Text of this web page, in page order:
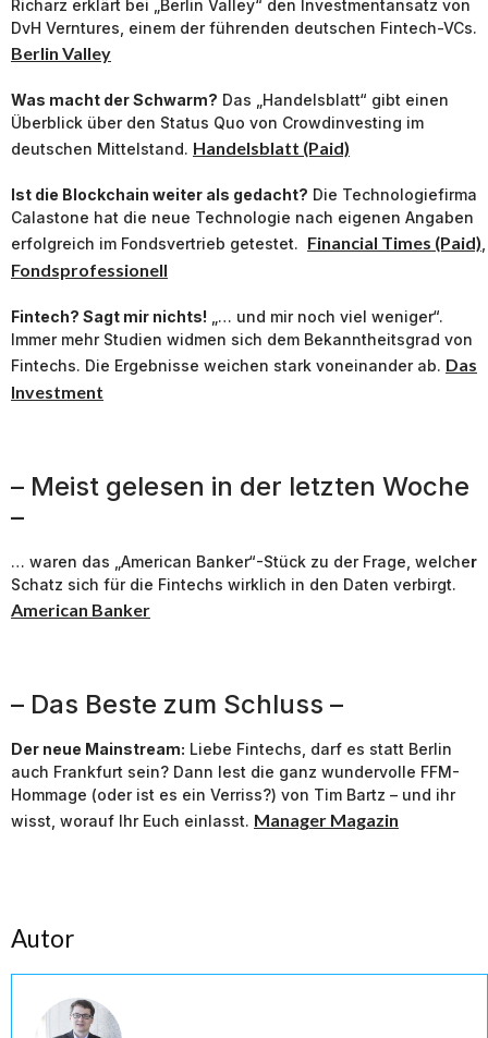
Richarz erklärt bei „Berlin Valley“ den Investmentansatz von
DvH Verntures, einem der führenden deutschen Fintech-VCs.
Berlin Valley
Was macht der Schwarm? Das „Handelsblatt“ gibt einen
Überblick über den Status Quo von Crowdinvesting im
deutschen Mittelstand. Handelsblatt (Paid)
Ist die Blockchain weiter als gedacht? Die Technologiefirma
Calastone hat die neue Technologie nach eigenen Angaben
erfolgreich im Fondsvertrieb getestet. Financial Times (Paid),
Fondsprofessionell
Fintech? Sagt mir nichts! „… und mir noch viel weniger“.
Immer mehr Studien widmen sich dem Bekanntheitsgrad von
Fintechs. Die Ergebnisse weichen stark voneinander ab. Das
Investment
– Meist gelesen in der letzten Woche
–
… waren das „American Banker“-Stück zu der Frage, welcher
Schatz sich für die Fintechs wirklich in den Daten verbirgt.
American Banker
– Das Beste zum Schluss –
Der neue Mainstream: Liebe Fintechs, darf es statt Berlin
auch Frankfurt sein? Dann lest die ganz wundervolle FFM-
Hommage (oder ist es ein Verriss?) von Tim Bartz – und ihr
wisst, worauf Ihr Euch einlasst. Manager Magazin
Autor